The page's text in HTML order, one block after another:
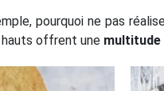
pourquoi ne pas
hauts offrent une multitude